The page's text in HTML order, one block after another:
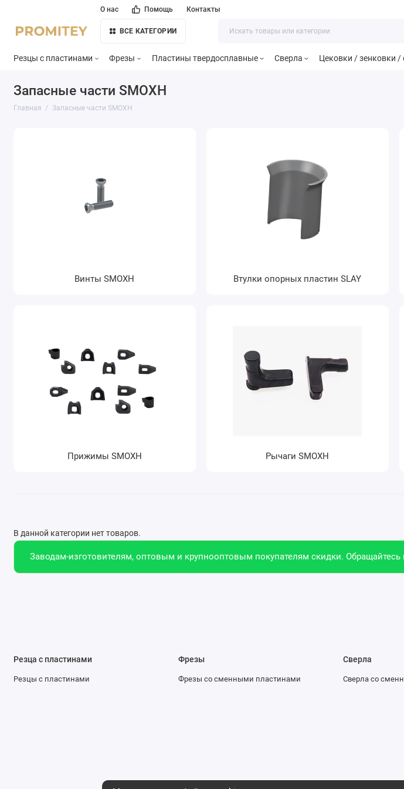
О нас Помощь Контакты
ВСЕ КАТЕГОРИИ
Резцы с пластинами Фрезы Пластины твердосплавные Сверла Цековки / зенковки
Запасные части SMOXH
Главная Запасные части SMOXH
Винты SMOXH Втулки опорных пластин SLAY
Прижимы SMOXH Рычаги SMOXH
В данной категории нет товаров.
Заводам-изготовителям, оптовым и крупнооптовым покупателям скидки.
Резца с пластинами
Резцы с пластинами
Фрезы
Фрезы со сменными пластинами
Сверла
Сверла со